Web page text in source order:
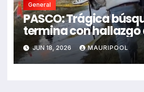
General
PASCO: Trágica
termina con hallazgo
sin vida en Rancas
JUN 18, 2026 MAURIPOOL